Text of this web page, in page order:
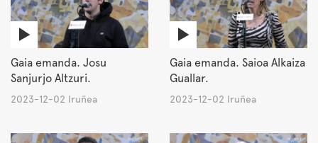
Gaia emanda. Josu
Sanjurjo Altzuri.
2023-12-02 Iruñea
Gaia emanda. Saioa Alkaiza
Guallar.
2023-12-02 Iruñea